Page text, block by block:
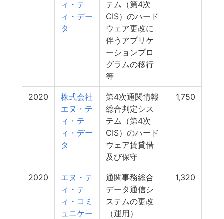
ィ・テ
ィ・デー
タ
テム（第4次
CIS）のハード
ウェア更改に
伴うアプリケ
ーションプロ
グラムの移行
等
2020
株式会社
エヌ・テ
ィ・テ
ィ・デー
タ
第4次通関情報
総合判定シス
テム（第4次
CIS）のハード
ウェア賃貸借
及び保守
1,750
2020
エヌ・テ
ィ・テ
ィ・コミ
ュニケー
通関事務総合
データ通信シ
ステムの更改
（運用）
1,320